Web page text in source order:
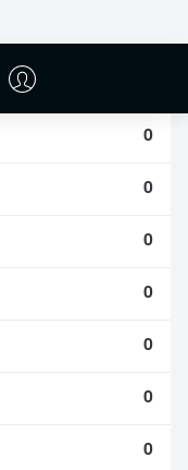
0
0
0
0
0
0
0